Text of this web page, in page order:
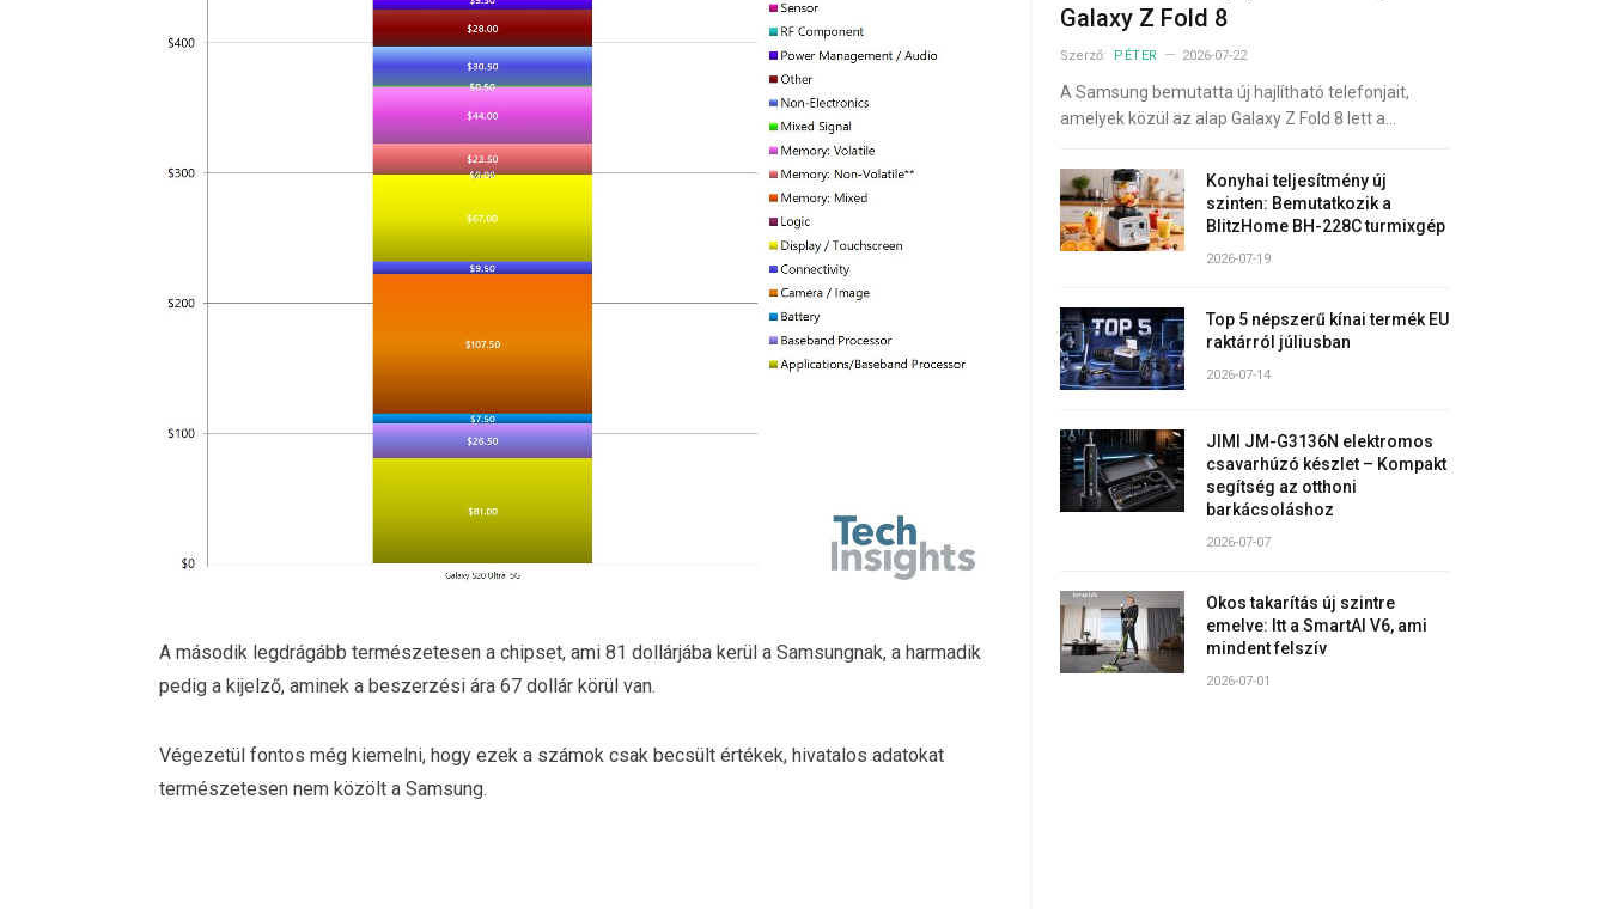
A második legdrágább természetesen a chipset, ami 81 dollárjába kerül a Samsungnak, a harmadik
pedig a kijelző, aminek a beszerzési ára 67 dollár körül van.
Végezetül fontos még kiemelni, hogy ezek a számok csak becsült értékek, hivatalos adatokat
természetesen nem közölt a Samsung.
Galaxy Z Fold 8
Szerző: PÉTER 2026-07-22
A Samsung bemutatta új hajlítható telefonjait,
amelyek közül az alap Galaxy Z Fold 8 lett a…
Konyhai teljesítmény új
szinten: Bemutatkozik a
BlitzHome BH-228C turmixgép
2026-07-19
Top 5 népszerű kínai termék EU
raktárról júliusban
2026-07-14
JIMI JM-G3136N elektromos
csavarhúzó készlet – Kompakt
segítség az otthoni
barkácsoláshoz
2026-07-07
Okos takarítás új szintre
emelve: Itt a SmartAI V6, ami
mindent felszív
2026-07-01